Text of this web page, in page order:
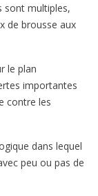
sont multiples,
de brousse aux
le plan
importantes
contre les
dans lequel
peu ou pas de